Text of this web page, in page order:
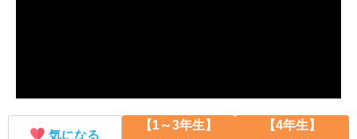
気になる
【1～3年生】
【4年生】